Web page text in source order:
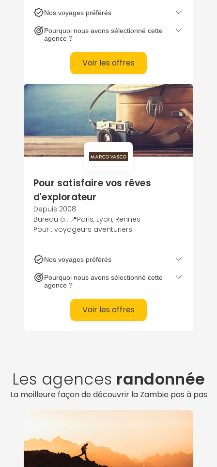
Nos voyages préférés
Pourquoi nous avons sélectionné cette
agence ?
Voir les offres
Pour satisfaire vos rêves
d'explorateur
Depuis 2008
Bureau à : 📍Paris, Lyon, Rennes
Pour : voyageurs aventuriers
Nos voyages préférés
Pourquoi nous avons sélectionné cette
agence ?
Voir les offres
Les agences randonnée
La meilleure façon de découvrir la Zambie pas à pas